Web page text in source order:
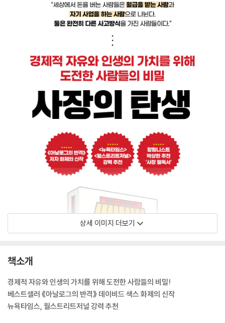
상세 이미지 더보기
책소개
경제적 자유와 인생의 가치를 위해 도전한 사람들의 비밀!
베스트셀러 《아날로그의 반격》 데이비드 색스 화제의 신작
뉴욕타임스, 월스트리트저널 강력 추천